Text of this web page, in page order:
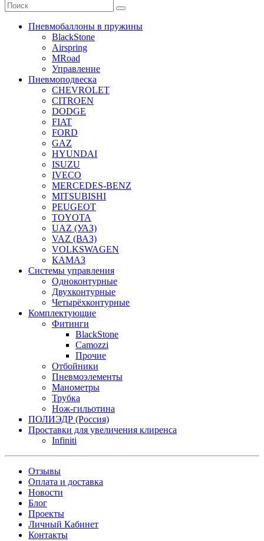
Пневмобаллоны в пружины
BlackStone
Airspring
MRoad
Управление
Пневмоподвеска
CHEVROLET
CITROEN
DODGE
FIAT
FORD
GAZ
HYUNDAI
ISUZU
IVECO
MERCEDES-BENZ
MITSUBISHI
PEUGEOT
TOYOTA
UAZ (УАЗ)
VAZ (ВАЗ)
VOLKSWAGEN
КАМАЗ
Системы управления
Одноконтурные
Двухконтурные
Четырёхконтурные
Комплектующие
Фитинги
BlackStone
Camozzi
Прочие
Отбойники
Пневмоэлементы
Манометры
Трубка
Нож-гильотина
ПОЛИЭДР (Россия)
Проставки для увеличения клиренса
Infiniti
Отзывы
Оплата и доставка
Новости
Блог
Проекты
Личный Кабинет
Контакты